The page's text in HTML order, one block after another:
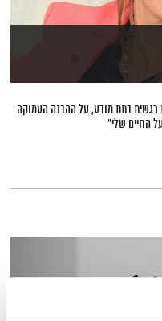
רגשית בתת מודע, על ההבנה העמוקה
החיים שלי"